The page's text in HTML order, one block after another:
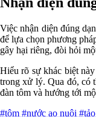
Việc nhận diện đúng
để lựa chọn phương
gây hại riêng, đòi hỏi
Hiểu rõ sự khác biệt
trong xử lý. Qua đó, có
đàn tôm và hướng tới
#tôm #nước ao nuôi #tảo